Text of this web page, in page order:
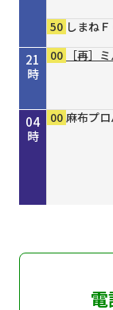
21
時
22
時
23
時
00
時
01
時
02
時
03
時
04
時
50 しまね
00
［再］
00 かもん！
30 タイガ
00 ［再］
00 Ｄａｙ
15 オリック
20 しまねＦ
30 きしわ
00 ReFa
00 麻布プ
00 麻布プ
00 麻布プ